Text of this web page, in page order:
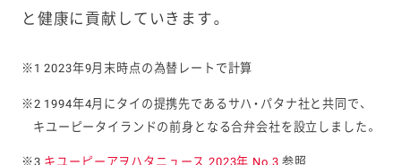
と健康に貢献していきます。
※1 2023年9月末時点の為替レートで計算
※2 1994年4月にタイの提携先であるサハ・パタナ社と共同で、
キユーピータイランドの前身となる合弁会社を設立しました。
※3 キユーピーアヲハタニュース 2023年 No.3 参照